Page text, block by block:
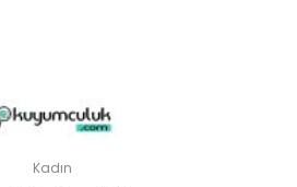
Kadın